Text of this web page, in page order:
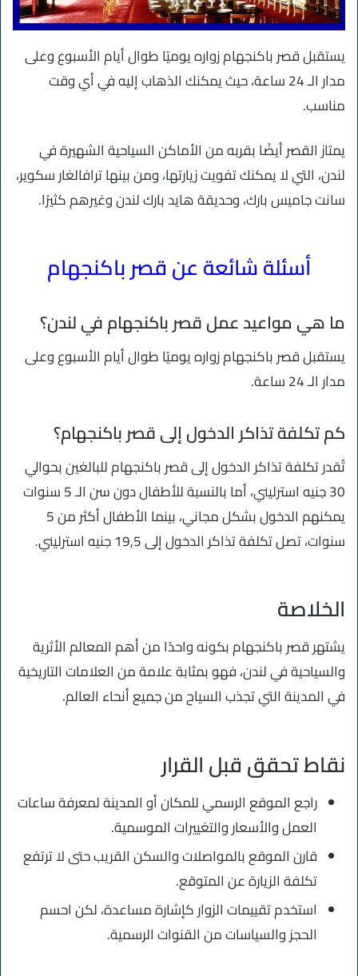
يستقبل قصر باكنجهام زواره يوميًا طوال أيام الأسبوع وعلى
مدار الـ 24 ساعة، حيث يمكنك الذهاب إليه في أي وقت
مناسب.
يمتاز القصر أيضًا بقربه من الأماكن السياحية الشهيرة في
لندن، التي لا يمكنك تفويت زيارتها، ومن بينها ترافالغار سكوير،
سانت جاميس بارك، وحديقة هايد بارك لندن وغيرهم كثيرًا.
أسئلة شائعة عن قصر باكنجهام
ما هي مواعيد عمل قصر باكنجهام في لندن؟
يستقبل قصر باكنجهام زواره يوميًا طوال أيام الأسبوع وعلى
مدار الـ 24 ساعة.
كم تكلفة تذاكر الدخول إلى قصر باكنجهام؟
تُقدر تكلفة تذاكر الدخول إلى قصر باكنجهام للبالغين بحوالي
30 جنيه استرليني، أما بالنسبة للأطفال دون سن الـ 5 سنوات
يمكنهم الدخول بشكل مجاني، بينما الأطفال أكثر من 5
سنوات، تصل تكلفة تذاكر الدخول إلى 19,5 جنيه استرليني.
الخلاصة
يشتهر قصر باكنجهام بكونه واحدًا من أهم المعالم الأثرية
والسياحية في لندن، فهو بمثابة علامة من العلامات التاريخية
في المدينة التي تجذب السياح من جميع أنحاء العالم.
نقاط تحقق قبل القرار
راجع الموقع الرسمي للمكان أو المدينة لمعرفة ساعات
العمل والأسعار والتغييرات الموسمية.
قارن الموقع بالمواصلات والسكن القريب حتى لا ترتفع
تكلفة الزيارة عن المتوقع.
استخدم تقييمات الزوار كإشارة مساعدة، لكن احسم
الحجز والسياسات من القنوات الرسمية.